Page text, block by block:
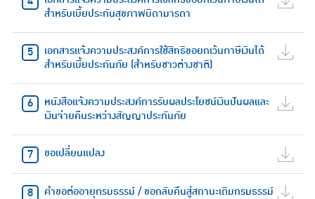
สำหรับเบี้ยประกันสุขภาพบิดามารดา
เอกสารแจ้งความประสงค์การใช้สิทธิขอยกเว้นภาษีเงินได้
สำหรับเบี้ยประกันภัย (สำหรับชาวต่างชาติ)
หนังสือแจ้งความประสงค์การรับผลประโยชน์เงินปันผลและ
เงินจ่ายคืนระหว่างสัญญาประกันภัย
ขอเปลี่ยนแปลง
คำขอต่ออายุกรมธรรม์ / ขอกลับคืนสู่สถานะเดิมกรมธรรม์